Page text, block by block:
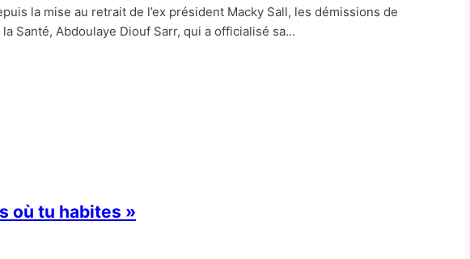
la mise au retrait de l’ex président Macky Sall, les démissions de
Santé, Abdoulaye Diouf Sarr, qui a officialisé sa…
où tu habites »